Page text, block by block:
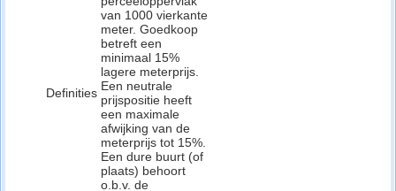
Definities
van 1000 vierkante
meter. Goedkoop
betreft een
minimaal 15%
lagere meterprijs.
Een neutrale
prijspositie heeft
een maximale
afwijking van de
meterprijs tot 15%.
Een dure buurt (of
plaats) behoort
o.b.v. de